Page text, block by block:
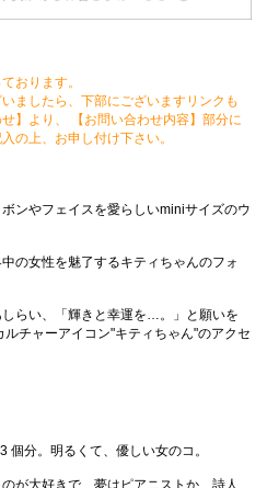
おります。
ましたら、下部にございますリンクも
】より、 【お問い合わせ内容】部分に
の上、お申し付け下さい。
ンやフェイスを愛らしいminiサイズのウ
の女性を魅了するキティちゃんのフォ
らい、「輝きと幸運を…。」と願いを
チャーアイコン"キティちゃん"のアクセ
個分。明るくて、優しい女のコ。
が大好きで、夢はピアニストか、詩人